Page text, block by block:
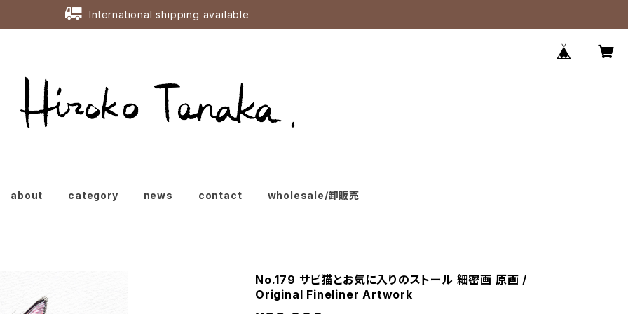
International shipping available
about category news contact wholesale/卸販売
No.179 サビ猫とお気に入りのストール 細密画 原画 /
Original Fineliner Artwork